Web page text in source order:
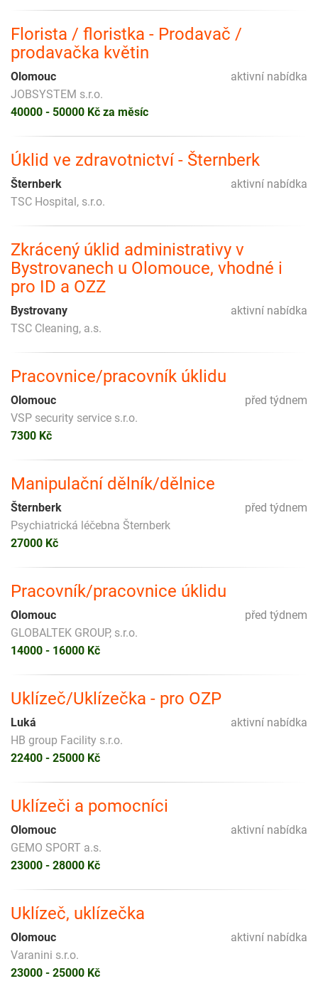
Florista / floristka - Prodavač /
prodavačka květin
aktivní nabídka
Olomouc
JOBSYSTEM s.r.o.
40000 - 50000 Kč za měsíc
Úklid ve zdravotnictví - Šternberk
aktivní nabídka
Šternberk
TSC Hospital, s.r.o.
Zkrácený úklid administrativy v
Bystrovanech u Olomouce, vhodné i
pro ID a OZZ
aktivní nabídka
Bystrovany
TSC Cleaning, a.s.
Pracovnice/pracovník úklidu
před týdnem
Olomouc
VSP security service s.r.o.
7300 Kč
Manipulační dělník/dělnice
před týdnem
Šternberk
Psychiatrická léčebna Šternberk
27000 Kč
Pracovník/pracovnice úklidu
před týdnem
Olomouc
GLOBALTEK GROUP, s.r.o.
14000 - 16000 Kč
Uklízeč/Uklízečka - pro OZP
aktivní nabídka
Luká
HB group Facility s.r.o.
22400 - 25000 Kč
Uklízeči a pomocníci
aktivní nabídka
Olomouc
GEMO SPORT a.s.
23000 - 28000 Kč
Uklízeč, uklízečka
aktivní nabídka
Olomouc
Varanini s.r.o.
23000 - 25000 Kč